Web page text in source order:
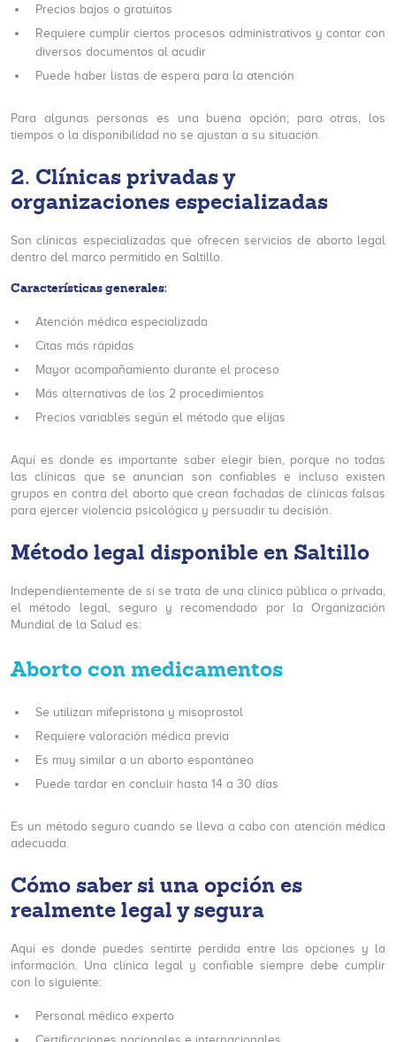
Precios bajos o gratuitos
Requiere cumplir ciertos procesos administrativos y contar con
diversos documentos al acudir
Puede haber listas de espera para la atención
Para algunas personas es una buena opción; para otras, los
tiempos o la disponibilidad no se ajustan a su situación.
2. Clínicas privadas y
organizaciones especializadas
Son clínicas especializadas que ofrecen servicios de aborto legal
dentro del marco permitido en Saltillo.
Características generales:
Atención médica especializada
Citas más rápidas
Mayor acompañamiento durante el proceso
Más alternativas de los 2 procedimientos
Precios variables según el método que elijas
Aquí es donde es importante saber elegir bien, porque no todas
las clínicas que se anuncian son confiables e incluso existen
grupos en contra del aborto que crean fachadas de clínicas falsas
para ejercer violencia psicológica y persuadir tu decisión.
Método legal disponible en Saltillo
Independientemente de si se trata de una clínica pública o privada,
el método legal, seguro y recomendado por la Organización
Mundial de la Salud es:
Aborto con medicamentos
Se utilizan mifepristona y misoprostol
Requiere valoración médica previa
Es muy similar a un aborto espontáneo
Puede tardar en concluir hasta 14 a 30 días
Es un método seguro cuando se lleva a cabo con atención médica
adecuada.
Cómo saber si una opción es
realmente legal y segura
Aquí es donde puedes sentirte perdida entre las opciones y la
información. Una clínica legal y confiable siempre debe cumplir
con lo siguiente:
Personal médico experto